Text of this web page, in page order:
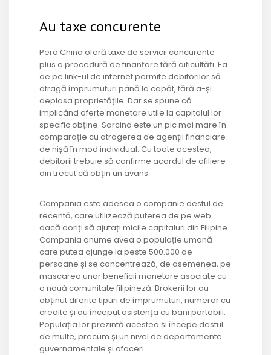
Au taxe concurente
Pera China oferă taxe de servicii concurente
plus o procedură de finanțare fără dificultăți. Ea
de pe link-ul de internet permite debitorilor să
atragă împrumuturi până la capăt, fără a-și
deplasa proprietățile. Dar se spune că
implicând oferte monetare utile la capitalul lor
specific obține. Sarcina este un pic mai mare în
comparație cu atragerea de agenții financiare
de nișă în mod individual. Cu toate acestea,
debitorii trebuie să confirme acordul de afiliere
din trecut că obțin un avans.
Compania este adesea o companie destul de
recentă, care utilizează puterea de pe web
dacă doriți să ajutați micile capitaluri din Filipine.
Compania anume avea o populație umană
care putea ajunge la peste 500.000 de
persoane și se concentrează, de asemenea, pe
mascarea unor beneficii monetare asociate cu
o nouă comunitate filipineză. Brokerii lor au
obținut diferite tipuri de împrumuturi, numerar cu
credite și au început asistența cu bani portabili.
Populația lor prezintă acestea și începe destul
de multe, precum și un nivel de departamente
guvernamentale și afaceri.